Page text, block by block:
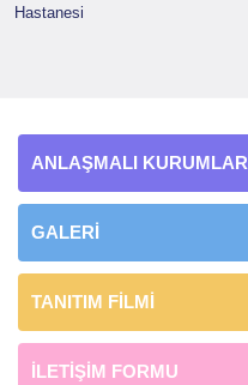
Hastanesi
ANLAŞMALI KURUMLAR
GALERİ
TANITIM FİLMİ
İLETİŞİM FORMU